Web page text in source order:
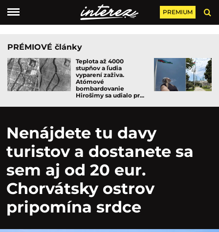
PREMIUM
PRÉMIOVÉ články
Teplota až 4000
stupňov a ľudia
vyparení zaživa.
Atómové
bombardovanie
Hirošimy sa udialo pr...
Nenájdete tu davy
turistov a dostanete sa
sem aj od 20 eur.
Chorvátsky ostrov
pripomína srdce